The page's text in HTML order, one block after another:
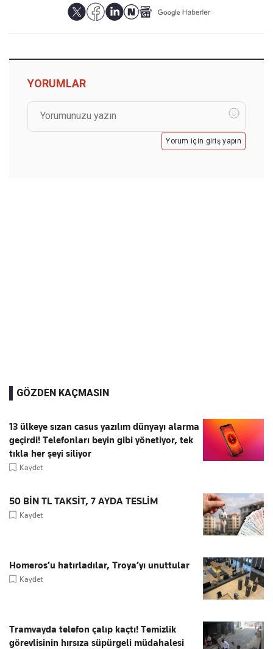
YORUMLAR
Yorum için giriş yapın
GÖZDEN KAÇMASIN
13 ülkeye sızan casus yazılım dünyayı alarma
geçirdi! Telefonları beyin gibi yönetiyor, tek
tıkla her şeyi siliyor
Kaydet
50 BİN TL TAKSİT, 7 AYDA TESLİM
Kaydet
Homeros’u hatırladılar, Troya’yı unuttular
Kaydet
Tramvayda telefon çalıp kaçtı! Temizlik
görevlisinin hırsıza süpürgeli müdahalesi